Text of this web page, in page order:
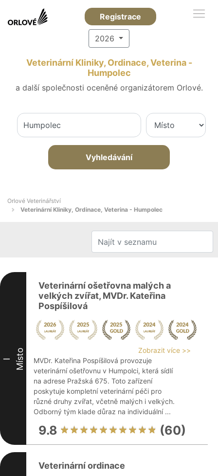
Registrace
2026
Veterinární Kliniky, Ordinace, Veterina -
Humpolec
a další společnosti oceněné organizátorem Orlové.
Vyhledávání
Orlové Veterinářství
Veterinární Kliniky, Ordinace, Veterina - Humpolec
I Místo
Veterinární ošetřovna malých a
velkých zvířat, MVDr. Kateřina
Pospíšilová
Zobrazit více >>
MVDr. Kateřina Pospíšilová provozuje
veterinární ošetřovnu v Humpolci, která sídlí
na adrese Pražská 675. Toto zařízení
poskytuje kompletní veterinární péči pro
různé druhy zvířat, včetně malých i velkých.
Odborný tým klade důraz na individuální ...
9.8 (60)
Veterinární ordinace